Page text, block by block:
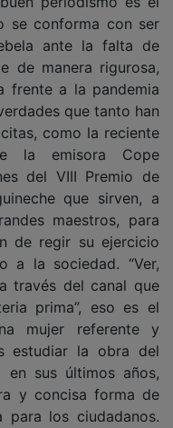
se conforma con ser
ante la falta de
de manera rigurosa,
frente a la pandemia
que tanto han
como la reciente
la emisora Cope
del VIII Premio de
que sirven, a
maestros, para
de regir su ejercicio
a la sociedad. “Ver,
través del canal que
prima”, eso es el
mujer referente y
estudiar la obra del
en sus últimos años,
y concisa forma de
para los ciudadanos.